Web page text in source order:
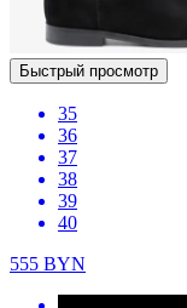
Быстрый просмотр
35
36
37
38
39
40
555 BYN